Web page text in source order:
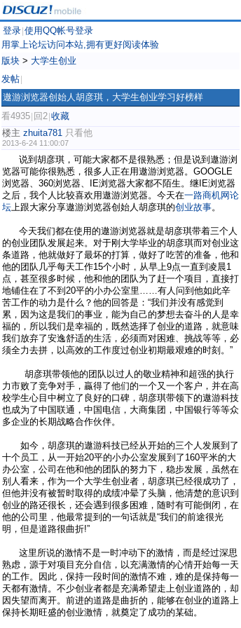
登录 使用QQ帐号登录
用掌上论坛访问本站,拥有更好阅读体验
版块 > 大学生创业
发帖
遨游浏览器创始人胡彦琪，大学生创业学习好榜样
看4935 回2 收藏
楼主 zhuita781 只看他
2013-6-24 11:00:07
说到胡彦琪，可能大家都不是很熟悉；但是说到遨游浏
览器可能你很熟悉，很多人正在用遨游浏览器。GOOGLE
浏览器、360浏览器、IE浏览器大家都不陌生。继IE浏览器
之后，我个人比较喜欢用遨游浏览器。今天在一路商机网论
坛上跟大家分享遨游浏览器创始人胡彦琪的创业故事。
今天我们都在使用的遨游浏览器就是胡彦琪带着三个人
的创业团队发展起来。对于刚大学毕业的胡彦琪而对创业这
条道路，他就做好了最坏的打算，做好了吃苦的准备，他和
他的团队几乎每天工作15个小时，从早上9点一直到凌晨1
点，甚至很多时候，他和他的团队为了赶一个项目，直接打
地铺住在了不到20平的小办公室里……有人问到他如此辛
苦工作的动力是什么？他的回答是：“我们并没有感觉到
累，因为这是我们的事业，能为自己的梦想去奋斗的人是幸
福的，所以我们是幸福的，既然选择了创业的道路，就意味
我们放弃了安逸舒适的生活，必须而对困难、挑战等等，必
须全力去拼，以高效的工作度过创业初期最艰难的时刻。”
胡彦琪带领他的团队以过人的敬业精神和超强的执行
力市败了竞争对手，贏得了他们的一个又一个客户，并在高
校学生心目中树立了良好的口碑，胡彦琪带领下的遨游科技
也成为了中国联通，中国电信，大商集团，中国银行等等众
多企业的长期战略合作伙伴。
如今，胡彦琪的遨游科技已经从开始的三个人发展到了
十个员工，从一开始20平的小办公室发展到了160平米的大
办公室，公司在他和他的团队的努力下，稳步发展，虽然在
别人看来，作为一个大学生创业者，胡彦琪已经很成功了，
但他并没有被暂时取得的成绩冲晕了头脑，他清楚的意识到
创业的路还很长，还会遇到很多困难，随时有可能倒闭，在
他的公司里，他最常提到的一句话就是“我们的前途很光
明，但是道路很曲折!”
这里所说的激情不是一时冲动下的激情，而是经过深思
熟虑，源于对项目充分自信，以充满激情的心情开始每一天
的工作。因此，保持一段时间的激情不难，难的是保持每一
天都有激情。不少创业者都是充满希望走上创业道路的，却
因失望而离开。前进的道路是曲折的，能够在创业的道路上
保持长期旺盛的创业激情，就奠定了成功的某础。